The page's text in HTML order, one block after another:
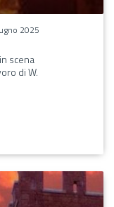
2025
scena
di W.